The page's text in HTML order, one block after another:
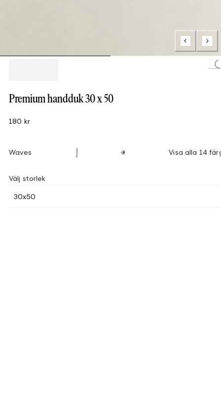
Loading...
Premium handduk 30 x 50
180 kr
Waves Visa alla 14
Välj storlek
30x50